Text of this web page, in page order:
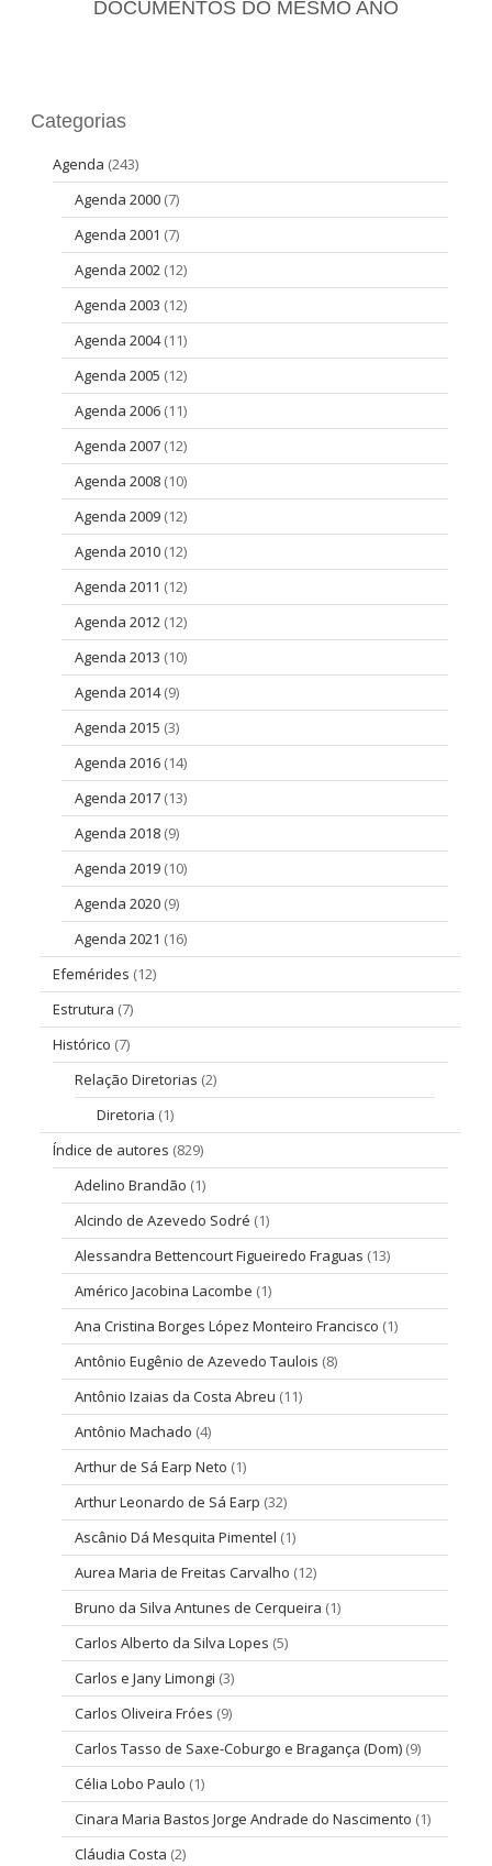
DOCUMENTOS DO MESMO ANO
Categorias
Agenda (243)
Agenda 2000 (7)
Agenda 2001 (7)
Agenda 2002 (12)
Agenda 2003 (12)
Agenda 2004(11)
Agenda 2005 (12)
Agenda 2006 (11)
Agenda 2007 (12)
Agenda 2008 (10)
Agenda 2009 (12)
Agenda 2010 (12)
Agenda 2011 (12)
Agenda 2012 (12)
Agenda 2013 (10)
Agenda 2014(9)
Agenda 2015 (3)
Agenda 2016 (14)
Agenda 2017 (13)
Agenda 2018 (9)
Agenda 2019 (10)
Agenda 2020 (9)
Agenda 2021 (16)
Efemérides (12)
Estrutura (7)
Histórico (7)
Relação Diretorias (2)
Diretoria (1)
Índice de autores (829)
Adelino Brandão (1)
Alcindo de Azevedo Sodré (1)
Alessandra Bettencourt Figueiredo Fraguas (13)
Américo Jacobina Lacombe (1)
Ana Cristina Borges López Monteiro Francisco (1)
Antônio Eugênio de Azevedo Taulois (8)
Antônio Izaias da Costa Abreu (11)
Antônio Machado (4)
Arthur de Sá Earp Neto (1)
Arthur Leonardo de Sá Earp (32)
Ascânio Dá Mesquita Pimentel (1)
Aurea Maria de Freitas Carvalho (12)
Bruno da Silva Antunes de Cerqueira (1)
Carlos Alberto da Silva Lopes (5)
Carlos e Jany Limongi (3)
Carlos Oliveira Fróes (9)
Carlos Tasso de Saxe-Coburgo e Bragança (Dom) (9)
Célia Lobo Paulo (1)
Cinara Maria Bastos Jorge Andrade do Nascimento (1)
Cláudia Costa (2)